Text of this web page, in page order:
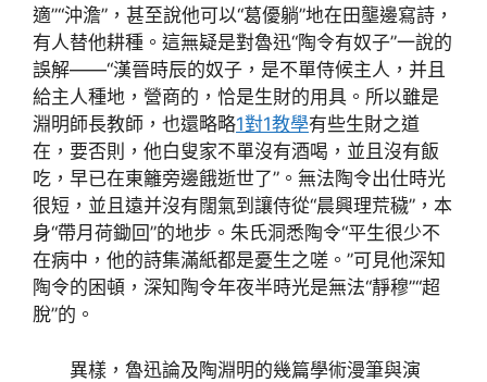
適”“沖澹”，甚至說他可以“葛優躺”地在田壟邊寫詩，
有人替他耕種。這無疑是對魯迅“陶令有奴子”一說的
誤解——“漢晉時辰的奴子，是不單侍候主人，并且
給主人種地，營商的，恰是生財的用具。所以雖是
淵明師長教師，也還略略1對1教學有些生財之道
在，要否則，他白叟家不單沒有酒喝，並且沒有飯
吃，早已在東籬旁邊餓逝世了”。無法陶令出仕時光
很短，並且遠并沒有闊氣到讓侍從“晨興理荒穢”，本
身“帶月荷鋤回”的地步。朱氏洞悉陶令“平生很少不
在病中，他的詩集滿紙都是憂生之嗟。”可見他深知
陶令的困頓，深知陶令年夜半時光是無法“靜穆”“超
脫”的。
異樣，魯迅論及陶淵明的幾篇學術漫筆與演